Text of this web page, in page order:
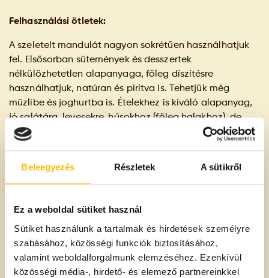
Beleegyezés Részletek A sütikről
Ez a weboldal sütiket használ
Sütiket használunk a tartalmak és hirdetések személyre
szabásához, közösségi funkciók biztosításához,
valamint weboldalforgalmunk elemzéséhez. Ezenkívül
közösségi média-, hirdető- és elemező partnereinkkel
Felhasználási ötletek:
A szeletelt mandulát nagyon sokrétűen használhatjuk
fel. Elsősorban sütemények és desszertek
nélkülözhetetlen alapanyaga, főleg díszítésre
használhatjuk, natúran és pirítva is. Tehetjük még
müzlibe és joghurtba is. Ételekhez is kiváló alapanyag,
jó salátára, levesekre, húsokhoz (főleg halakhoz), de
még panírba is.
<strong><em>mandula.</em></strong></span>